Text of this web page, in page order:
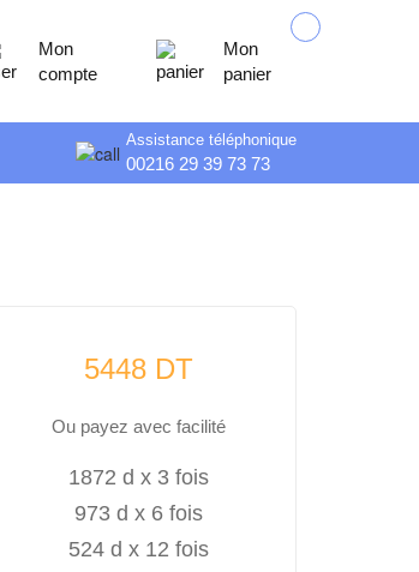
Mon
compte
Mon
panier
Assistance téléphonique
00216 29 39 73 73
5448 DT
ou payez avec facilité
1872 d x 3 fois
973 d x 6 fois
524 d x 12 fois